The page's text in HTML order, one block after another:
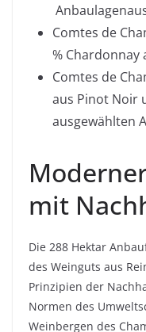
Comtes de
% Chardonnay
Comtes de
aus Pinot Noir
ausgewählten
mit
Die 288 Hektar
des Weinguts aus
Prinzipien der
Normen des
Weinbergen des